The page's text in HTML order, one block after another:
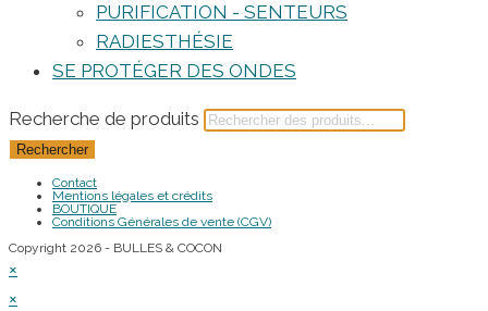
PURIFICATION - SENTEURS
RADIESTHÉSIE
SE PROTÉGER DES ONDES
Recherche de produits
Rechercher
Contact
Mentions légales et crédits
BOUTIQUE
Conditions Générales de vente (CGV)
Copyright 2026 - BULLES & COCON
×
×